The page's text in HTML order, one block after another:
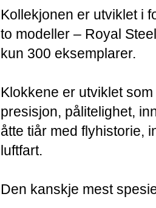
Kollekjonen er utviklet i
to modeller – Royal
kun 300 eksemplarer.
Klokkene er utviklet
presisjon, pålitelighet,
åtte tiår med flyhistorie,
luftfart.
Den kanskje mest